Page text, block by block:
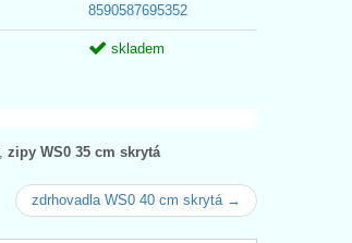
8590587695352
skladem
zipy WS0 35 cm skrytá
zdrhovadla WS0 40 cm skrytá →